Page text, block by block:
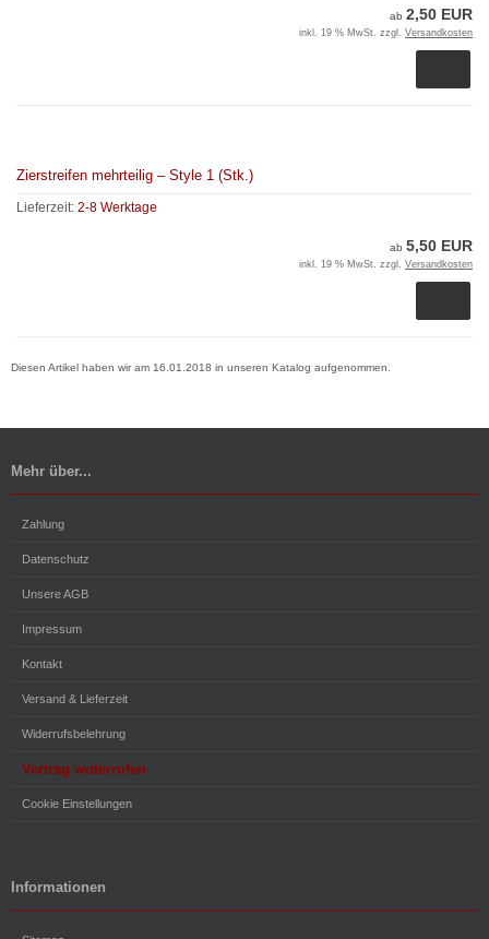
ab 2,50 EUR
inkl. 19 % MwSt. zzgl. Versandkosten
Zierstreifen mehrteilig – Style 1 (Stk.)
Lieferzeit: 2-8 Werktage
ab 5,50 EUR
inkl. 19 % MwSt. zzgl. Versandkosten
Diesen Artikel haben wir am 16.01.2018 in unseren Katalog aufgenommen.
Mehr über...
Zahlung
Datenschutz
Unsere AGB
Impressum
Kontakt
Versand & Lieferzeit
Widerrufsbelehrung
Vertrag widerrufen
Cookie Einstellungen
Informationen